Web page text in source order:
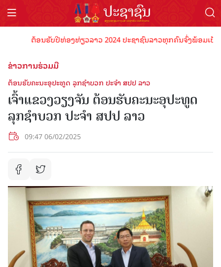
ຕ້ອນຮັບປີທ່ອງທ່ຽວລາວ 2024 ປະຊາຊົນລາວທຸກຄົນຈົ່ງພ້ອມເປັ
ຂ່າວການຮ່ວມມື
ຕ້ອນຮັບຄະນະອຸປະທູດ ລຸກຊຳບວກ ປະຈຳ ສປປ ລາວ
ເຈົ້າແຂວງວຽງຈັນ ຕ້ອນຮັບຄະນະອຸປະທູດ
ລຸກຊຳບວກ ປະຈຳ ສປປ ລາວ
09:47 06/02/2025